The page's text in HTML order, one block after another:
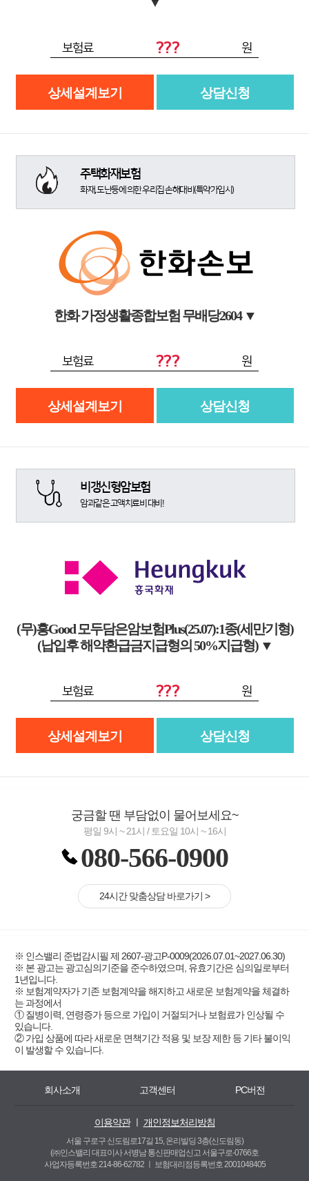
보험료 ??? 원
상세설계보기 상담신청
주택화재보험
화재, 도난등에 의한 우리집 손해대비(특약가입시)
한화 가정생활종합보험 무배당2604 ▼
보험료 ??? 원
상세설계보기 상담신청
비갱신형암보험
암과같은 고액치료비 대비!
(무)흥Good 모두담은암보험Plus(25.07):1종(세만기형)
(납입후 해약환급금지급형의 50%지급형) ▼
보험료 ??? 원
상세설계보기 상담신청
궁금할 땐 부담없이 물어보세요~
평일 9시 ~ 21시 / 토요일 10시 ~ 16시
080-566-0900
24시간 맞춤상담 바로가기 >
※ 인스밸리 준법감시필 제 2607-광고P-0009(2026.07.01~2027.06.30)
※ 본 광고는 광고심의기준을 준수하였으며, 유효기간은 심의일로부터
1년입니다.
※ 보험계약자가 기존 보험계약을 해지하고 새로운 보험계약을 체결하
는 과정에서
① 질병이력, 연령증가 등으로 가입이 거절되거나 보험료가 인상될 수
있습니다.
② 가입 상품에 따라 새로운 면책기간 적용 및 보장 제한 등 기타 불이익
이 발생할 수 있습니다.
회사소개 고객센터 PC버전
이용약관ㅣ 개인정보처리방침
서울 구로구 신도림로17길 15, 온리빌딩 3층(신도림동)
(㈜인스밸리 대표이사 서병남 통신판매업신고 서울구로-0766호
사업자등록번호 214-86-62782 ㅣ 보험대리점등록번호 2001048405